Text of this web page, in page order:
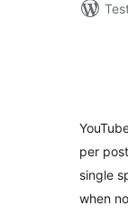
per
single
when